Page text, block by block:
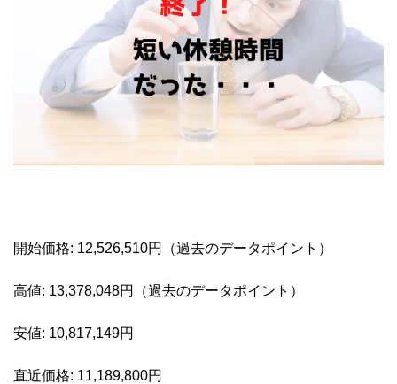
開始価格: 12,526,510円（過去のデータポイント）
高値: 13,378,048円（過去のデータポイント）
安値: 10,817,149円
直近価格: 11,189,800円